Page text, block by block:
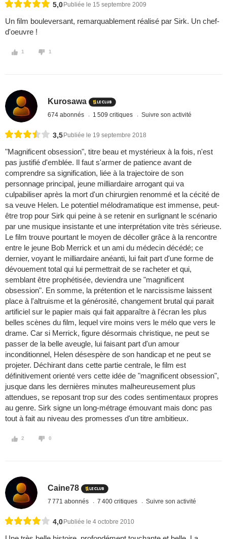
5,0 Publiée le 15 septembre 2009
Un film bouleversant, remarquablement réalisé par Sirk. Un chef-
d'oeuvre !
1 1
Kurosawa
674 abonnés 1 509 critiques Suivre son activité
3,5 Publiée le 19 septembre 2018
"Magnificent obsession", titre beau et mystérieux à la fois, n'est
pas justifié d'emblée. Il faut s'armer de patience avant de
comprendre sa signification, liée à la trajectoire de son
personnage principal, jeune milliardaire arrogant qui va
culpabiliser après la mort d'un chirurgien renommé et la cécité de
sa veuve Helen. Le potentiel mélodramatique est immense, peut-
être trop pour Sirk qui peine à se retenir en surlignant le scénario
par une musique insistante et une interprétation vite très sérieuse.
Le film trouve pourtant le moyen de décoller grâce à la rencontre
entre le jeune Bob Merrick et un ami du médecin décédé; ce
dernier, voyant le milliardaire anéanti, lui fait part d'une forme de
dévouement total qui lui permettrait de se racheter et qui,
semblant être prophétisée, deviendra une "magnificent
obsession". En somme, la prétention et le narcissisme laissent
place à l'altruisme et la générosité, changement brutal qui parait
artificiel sur le papier mais qui fait apparaître à l'écran les plus
belles scènes du film, lequel vire moins vers le mélo que vers le
drame. Car si Merrick, figure désormais christique, ne peut se
passer de la belle aveugle, lui faisant part d'un amour
inconditionnel, Helen désespère de son handicap et ne peut se
projeter. Déchirant dans cette partie centrale, le film est
définitivement orienté vers cette idée de "magnificent obsession",
jusque dans les dernières minutes malheureusement plus
attendues, se reposant trop sur des codes sentimentaux propres
au genre. Sirk signe un long-métrage émouvant mais donc pas
tout à fait au niveau des promesses d'un titre ambitieux.
2 0
Caine78
7 771 abonnés 7 400 critiques Suivre son activité
4,0 Publiée le 4 octobre 2010